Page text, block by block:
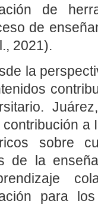
de
de
., 2021).
la
a
sobre
de la
para